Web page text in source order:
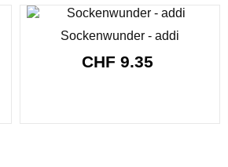
Sockenwunder - addi
CHF 9.35